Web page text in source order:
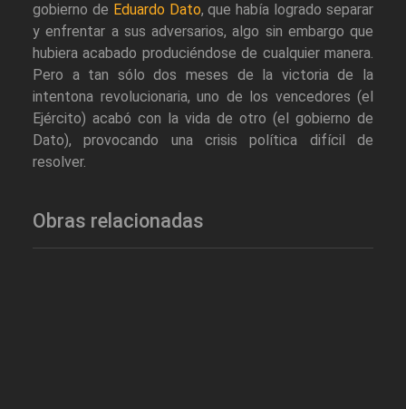
gobierno de Eduardo Dato, que había logrado separar
y enfrentar a sus adversarios, algo sin embargo que
hubiera acabado produciéndose de cualquier manera.
Pero a tan sólo dos meses de la victoria de la
intentona revolucionaria, uno de los vencedores (el
Ejército) acabó con la vida de otro (el gobierno de
Dato), provocando una crisis política difícil de
resolver.
Obras relacionadas